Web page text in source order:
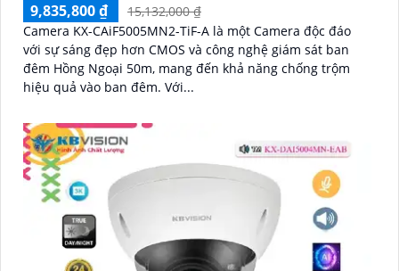
9,835,800 ₫
15,132,000 ₫
Camera KX-CAiF5005MN2-TiF-A là một Camera độc đáo
với sự sáng đẹp hơn CMOS và công nghệ giám sát ban
đêm Hồng Ngoại 50m, mang đến khả năng chống trộm
hiệu quả vào ban đêm. Với...